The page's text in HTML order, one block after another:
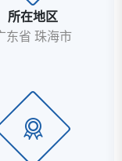
所在地区
东省 珠海市